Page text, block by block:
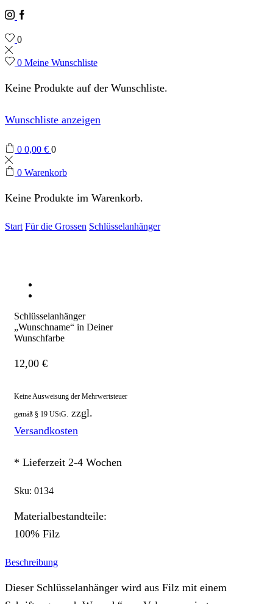
Instagram
Facebook
0
0 Meine Wunschliste
Keine Produkte auf der Wunschliste.
Wunschliste anzeigen
0 0,00 € 0
0 Warenkorb
Keine Produkte im Warenkorb.
Start Für die Grossen Schlüsselanhänger
Schlüsselanhänger
„Wunschname“ in Deiner
Wunschfarbe
12,00 €
Keine Ausweisung der Mehrwertsteuer
gemäß § 19 UStG. zzgl.
Versandkosten
* Lieferzeit 2-4 Wochen
Sku: 0134
Materialbestandteile:
100% Filz
Beschreibung
Dieser Schlüsselanhänger wird aus Filz mit einem